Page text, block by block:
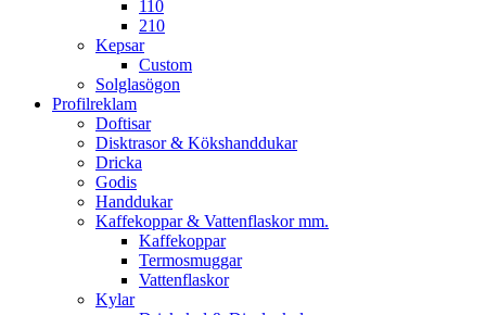
110
210
Kepsar
Custom
Solglasögon
Profilreklam
Doftisar
Disktrasor & Kökshanddukar
Dricka
Godis
Handdukar
Kaffekoppar & Vattenflaskor mm.
Kaffekoppar
Termosmuggar
Vattenflaskor
Kylar